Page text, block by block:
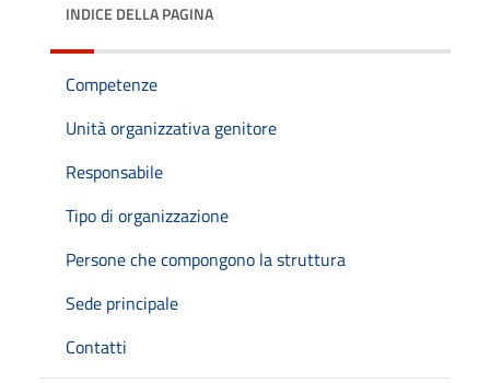
INDICE DELLA PAGINA
Competenze
Unità organizzativa genitore
Responsabile
Tipo di organizzazione
Persone che compongono la struttura
Sede principale
Contatti